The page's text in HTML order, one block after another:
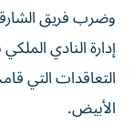
وضرب فريق
إدارة النادي
التعاقدات التي
الأبيض.